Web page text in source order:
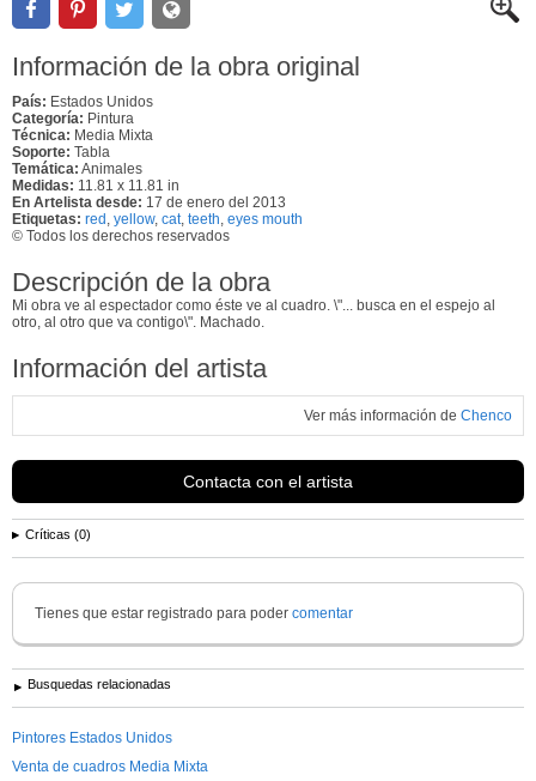
Información de la obra original
País: Estados Unidos
Categoría: Pintura
Técnica: Media Mixta
Soporte: Tabla
Temática: Animales
Medidas: 11.81 x 11.81 in
En Artelista desde: 17 de enero del 2013
Etiquetas: red , yellow, cat, teeth, eyes mouth
© Todos los derechos reservados
Descripción de la obra
Mi obra ve al espectador como éste ve al cuadro. \"... busca en el espejo al
otro, al otro que va contigo\". Machado.
Información del artista
Ver más información de Chenco
Contacta con el artista
Críticas (0)
Tienes que estar registrado para poder comentar
Busquedas relacionadas
Pintores Estados Unidos
Venta de cuadros Media Mixta